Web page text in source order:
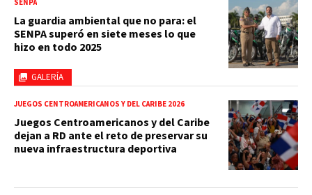
GALERÍA
SENPA
La guardia ambiental que no para: el
SENPA superó en siete meses lo que
hizo en todo 2025
JUEGOS CENTROAMERICANOS Y DEL CARIBE 2026
Juegos Centroamericanos y del Caribe
dejan a RD ante el reto de preservar su
nueva infraestructura deportiva